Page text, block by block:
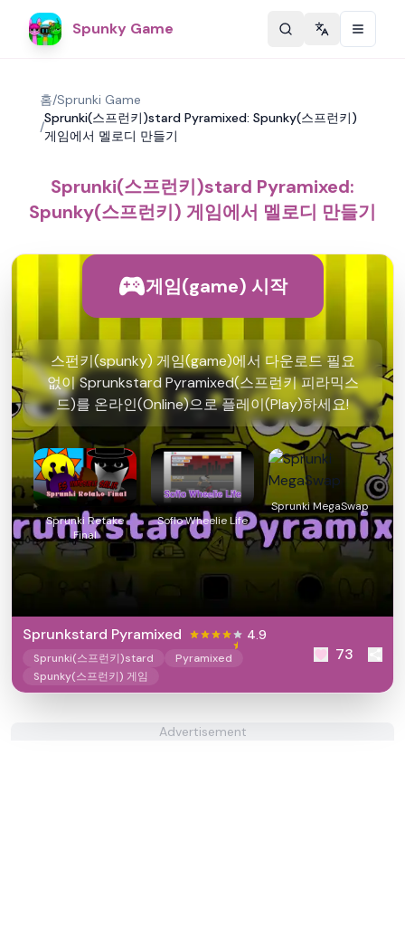
Spunky Game Change
홈/Sprunki Game
/
Sprunki(스프런키)stard Pyramixed: Spunky(스프런키)
게임에서 멜로디 만들기
Sprunki(스프런키)stard Pyramixed:
Spunky(스프런키) 게임에서 멜로디 만들기
게임(game) 시작
스펀키(spunky) 게임(game)에서 다운로드 필요
없이 Sprunkstard Pyramixed(스프런키 피라믹스
드)를 온라인(Online)으로 플레이(Play)하세요!
Sprunki Retake
Final
Soflo Wheelie Life
Sprunki MegaSwap
Sprunkstard Pyramixed 4.9
Sprunki(스프런키)stard
Pyramixed
Spunky(스프런키) 게임
73
Advertisement